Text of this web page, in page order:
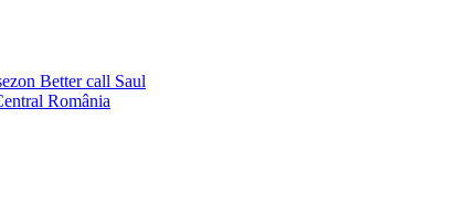
Better call Saul
România